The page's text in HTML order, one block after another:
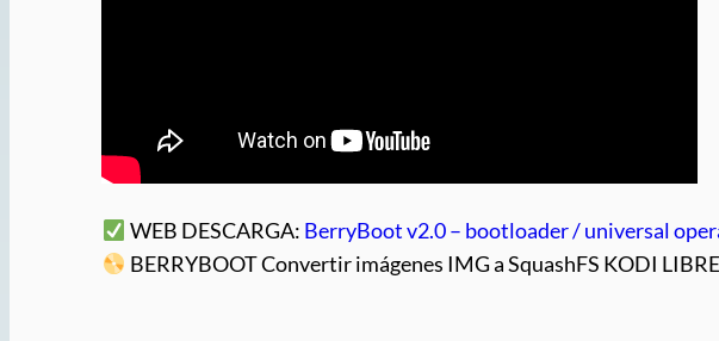
WEB DESCARGA: BerryBoot v2.0 – bootloader / universal
BERRYBOOT Convertir imágenes IMG a SquashFS KODI